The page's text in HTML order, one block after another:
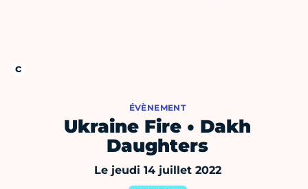
ÉVÈNEMENT
Ukraine Fire • Dakh
Daughters
Le jeudi 14 juillet 2022